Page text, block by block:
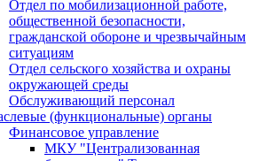
Отдел по мобилизационной работе,
общественной безопасности,
гражданской оборонe и чрезвычайным
ситуациям
Отдел сельского хозяйства и охраны
окружающей среды
Обслуживающий персонал
(функциональные) органы
Финансовое управление
МКУ "Централизованная